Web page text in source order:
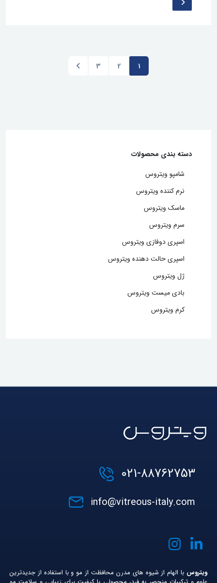
دسته بندی محصولات
شامپو ویتروس
نرم کننده ویتروس
ماسک ویتروس
سرم ویتروس
اسپری دوفازی ویتروس
اسپری حالت دهنده ویتروس
ژل ویتروس
بادی میست ویتروس
کرم ویتروس
1
2
3
021-88762753
info@vitreous-italy.com
ویتروس با الهام از شیوه های مدرن محافظت از مو و با استفاده از جدیدترین